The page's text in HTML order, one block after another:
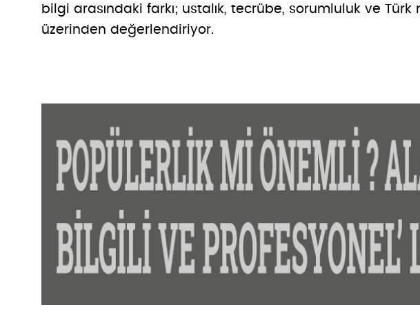
bilgi arasındaki farkı; ustalık, tecrübe, sorumluluk ve Türk
üzerinden değerlendiriyor.